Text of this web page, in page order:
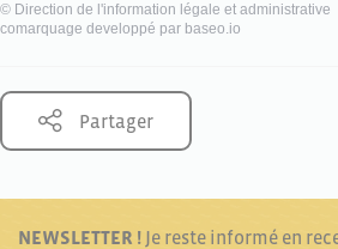
© Direction de l'information légale et administrative
comarquage developpé par baseo.io
Partager
NEWSLETTER ! Je reste informé en